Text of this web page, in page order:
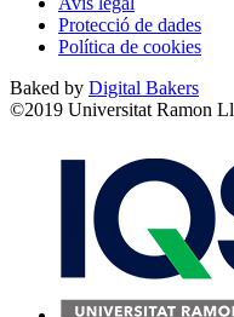
Protecció de dades
Política de cookies
Baked by Digital Bakers
©2019 Universitat Ramon